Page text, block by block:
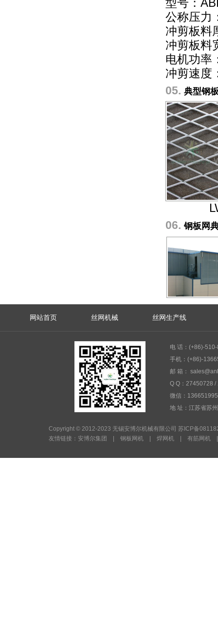
型号：
公称压力
冲剪板料
冲剪板料
电机功率
冲剪速度
05. 典型钢
06.钢板网